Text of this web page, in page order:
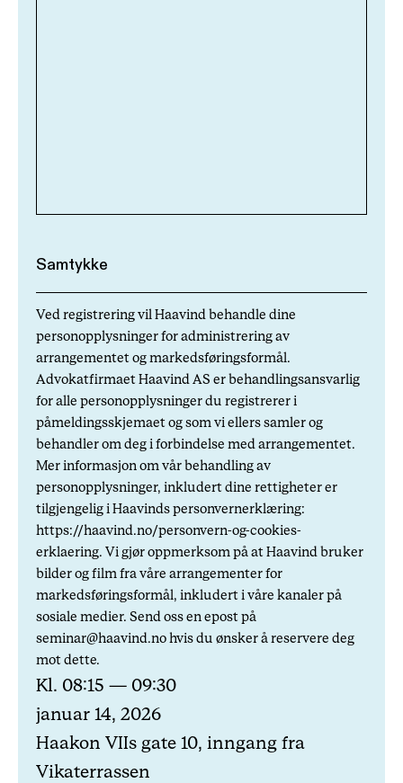
Ved registrering vil Haavind behandle dine
personopplysninger for administrering av
arrangementet og markedsføringsformål.
Advokatfirmaet Haavind AS er behandlingsansvarlig
for alle personopplysninger du registrerer i
påmeldingsskjemaet og som vi ellers samler og
behandler om deg i forbindelse med arrangementet.
Mer informasjon om vår behandling av
personopplysninger, inkludert dine rettigheter er
tilgjengelig i Haavinds personvernerklæring:
https://haavind.no/personvern-og-cookies-
erklaering. Vi gjør oppmerksom på at Haavind bruker
bilder og film fra våre arrangementer for
markedsføringsformål, inkludert i våre kanaler på
sosiale medier. Send oss en epost på
seminar@haavind.no hvis du ønsker å reservere deg
mot dette.
Kl. 08:15 — 09:30
januar 14, 2026
Haakon VIIs gate 10, inngang fra
Vikaterrassen